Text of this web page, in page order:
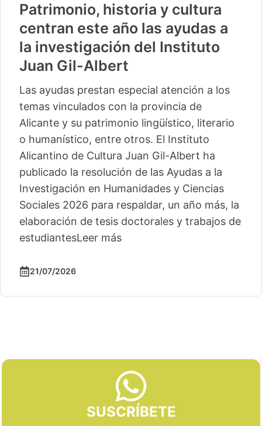
Patrimonio, historia y cultura
centran este año las ayudas a
la investigación del Instituto
Juan Gil-Albert
Las ayudas prestan especial atención a los
temas vinculados con la provincia de
Alicante y su patrimonio lingüístico, literario
o humanístico, entre otros. El Instituto
Alicantino de Cultura Juan Gil-Albert ha
publicado la resolución de las Ayudas a la
Investigación en Humanidades y Ciencias
Sociales 2026 para respaldar, un año más, la
elaboración de tesis doctorales y trabajos de
estudiantesLeer más
21/07/2026
SUSCRÍBETE